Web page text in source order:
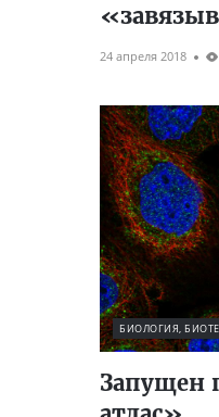
24 апреля 2018
БИОЛОГИЯ,
Запущен